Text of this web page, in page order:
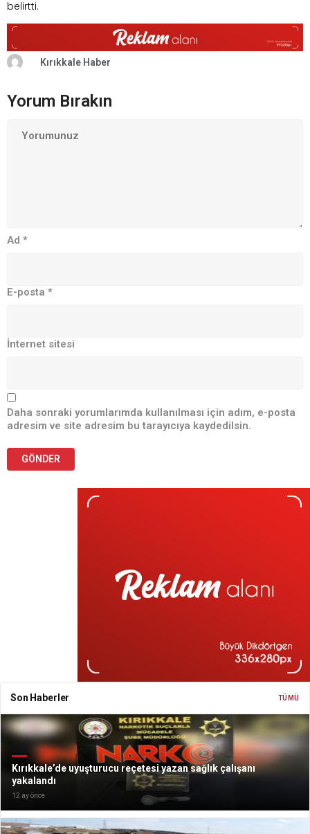
belirtti.
Kırıkkale Haber
Yorum Bırakın
Ad *
E-posta *
İnternet sitesi
Daha sonraki yorumlarımda kullanılması için adım, e-posta
adresim ve site adresim bu tarayıcıya kaydedilsin.
Son Haberler TÜMÜ
Kırıkkale’de uyuşturucu reçetesi yazan sağlık çalışanı
yakalandı
12 ay önce